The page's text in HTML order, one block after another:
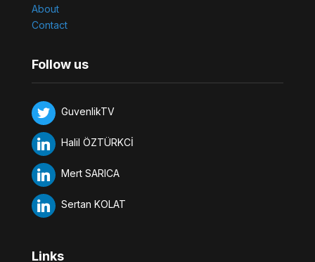
About
Contact
Follow us
GuvenlikTV
Halil ÖZTÜRKCİ
Mert SARICA
Sertan KOLAT
Links